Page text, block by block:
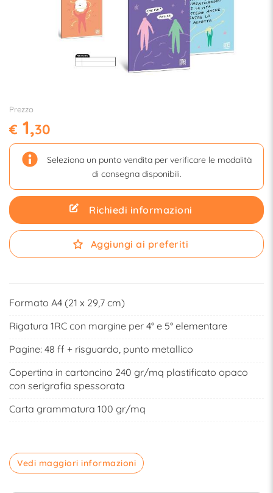
Prezzo
€ 1,30
Seleziona un punto vendita per verificare le modalità
di consegna disponibili.
Richiedi informazioni
Aggiungi ai preferiti
Formato A4 (21 x 29,7 cm)
Rigatura 1RC con margine per 4° e 5° elementare
Pagine: 48 ff + risguardo, punto metallico
Copertina in cartoncino 240 gr/mq plastificato opaco
con serigrafia spessorata
Carta grammatura 100 gr/mq
Vedi maggiori informazioni